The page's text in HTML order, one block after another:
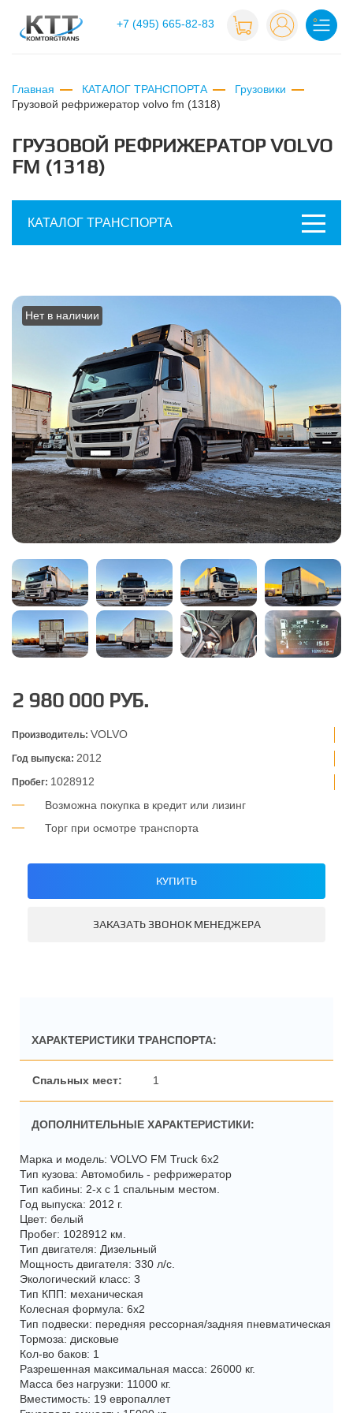
+7 (495) 665-82-83
Главная КАТАЛОГ ТРАНСПОРТА
Грузовики
грузовой рефрижератор volvo fm (1318)
ГРУЗОВОЙ РЕФРИЖЕРАТОР VOLVO
FM (1318)
КАТАЛОГ ТРАНСПОРТА
Нет в наличии
2 980 000 РУБ.
Производитель: VOLVO
Год выпуска: 2012
Пробег: 1028912
Возможна покупка в кредит или лизинг
Торг при осмотре транспорта
КУПИТЬ
ЗАКАЗАТЬ ЗВОНОК МЕНЕДЖЕРА
ХАРАКТЕРИСТИКИ ТРАНСПОРТА:
1
ДОПОЛНИТЕЛЬНЫЕ ХАРАКТЕРИСТИКИ:
Марка и модель: VOLVO FM Truck 6x2
Тип кузова: Автомобиль - рефрижератор
Тип кабины: 2-х с 1 спальным местом.
Год выпуска: 2012 г.
Цвет: белый
Пробег: 1028912 км.
Тип двигателя: Дизельный
Мощность двигателя: 330 л/с.
Экологический класс: 3
Тип КПП: механическая
Колесная формула: 6x2
Тип подвески: передняя рессорная/задняя пневматическая
Тормоза: дисковые
Кол-во баков: 1
Разрешенная максимальная масса: 26000 кг.
Масса без нагрузки: 11000 кг.
Вместимость: 19 европаллет